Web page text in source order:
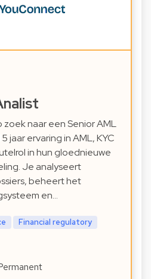
zoek naar een Senior AML
jaar ervaring in AML, KYC
in hun gloednieuwe
Je analyseert
beheert het
en…
Financial regulatory